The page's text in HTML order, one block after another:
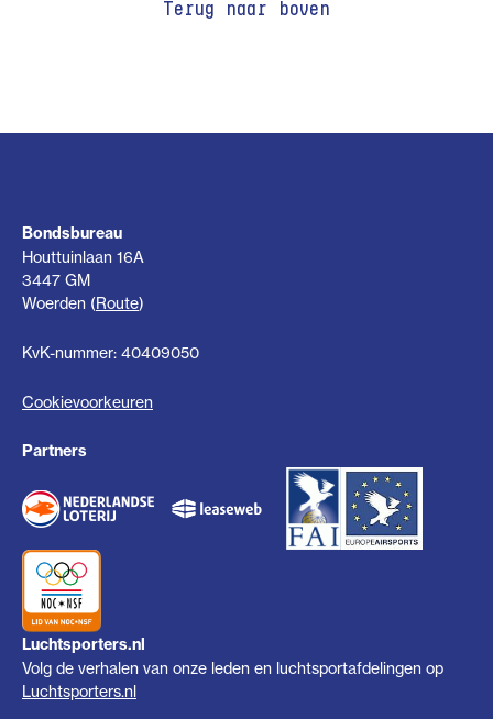
Terug naar boven
Bondsbureau
Houttuinlaan 16A
3447 GM
Woerden (Route)
KvK-nummer: 40409050
Cookievoorkeuren
Partners
Luchtsporters.nl
Volg de verhalen van onze leden en luchtsportafdelingen op
Luchtsporters.nl